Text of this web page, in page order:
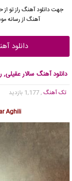
آهنگ از رسانه
دانلود
دانلود آهنگ سالار عقیلی,
تک آهنگ , 1,177 بازدید
Aghili